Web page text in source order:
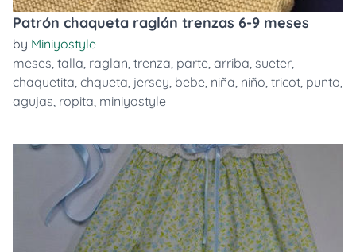
Patrón chaqueta raglán trenzas 6-9 meses
by Miniyostyle
meses, talla, raglan, trenza, parte, arriba, sueter,
chaquetita, chqueta, jersey, bebe, niña, niño, tricot, punto,
agujas, ropita, miniyostyle